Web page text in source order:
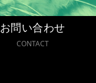
お問い合わせ
CONTACT